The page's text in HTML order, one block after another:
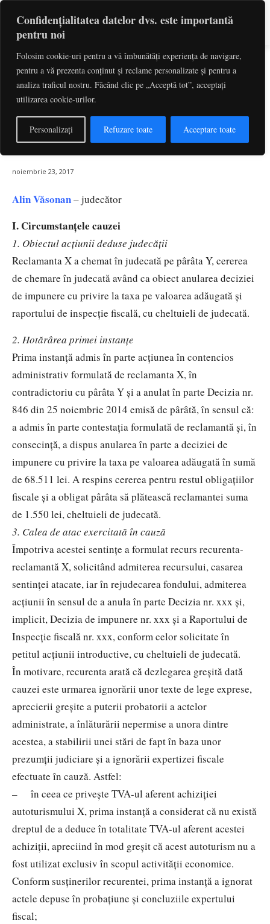
Confidențialitatea datelor dvs. este importantă
pentru noi
Folosim cookie-uri pentru a vă îmbunătăți experiența de navigare,
pentru a vă prezenta conținut și reclame personalizate și pentru a
analiza traficul nostru. Făcând clic pe „Acceptă tot”, acceptați
utilizarea cookie-urilor.
Personalizați Refuzare toate Acceptare toate
TVA. Drept de deducere a
cheltuielilor cu autoturismul.
Utilizare în scopul activității
economice. Drept de deducere a
cheltuielilor cu combustibilul
noiembrie 23, 2017
Alin Văsonan– judecător
I. Circumstanţele cauzei
1. Obiectul acţiunii deduse judecăţii
Reclamanta X a chemat în judecată pe pârâta Y, cererea
de chemare în judecată având ca obiect anularea deciziei
de impunere cu privire la taxa pe valoarea adăugată şi
raportului de inspecţie fiscală, cu cheltuieli de judecată.
2. Hotărârea primei instanțe
Prima instanță admis în parte acţiunea în contencios
administrativ formulată de reclamanta X, în
contradictoriu cu pârâta Y și a anulat în parte Decizia nr.
846 din 25 noiembrie 2014 emisă de pârâtă, în sensul că:
a admis în parte contestaţia formulată de reclamantă şi, în
consecinţă, a dispus anularea în parte a deciziei de
impunere cu privire la taxa pe valoarea adăugată în sumă
de 68.511 lei. A respins cererea pentru restul obligaţiilor
fiscale și a obligat pârâta să plătească reclamantei suma
de 1.550 lei, cheltuieli de judecată.
3. Calea de atac exercitată în cauză
Împotriva acestei sentinţe a formulat recurs recurenta-
reclamantă X, solicitând admiterea recursului, casarea
sentinţei atacate, iar în rejudecarea fondului, admiterea
acţiunii în sensul de a anula în parte Decizia nr. xxx şi,
implicit, Decizia de impunere nr. xxx şi a Raportului de
Inspecţie fiscală nr. xxx, conform celor solicitate în
petitul acţiunii introductive, cu cheltuieli de judecată.
În motivare, recurenta arată că dezlegarea greşită dată
cauzei este urmarea ignorării unor texte de lege exprese,
aprecierii greşite a puterii probatorii a actelor
administrate, a înlăturării nepermise a unora dintre
acestea, a stabilirii unei stări de fapt în baza unor
prezumţii judiciare și a ignorării expertizei fiscale
efectuate în cauză. Astfel:
– în ceea ce priveşte TVA-ul aferent achiziţiei
autoturismului X, prima instanță a considerat că nu există
dreptul de a deduce în totalitate TVA-ul aferent acestei
achiziţii, apreciind în mod greşit că acest autoturism nu a
fost utilizat exclusiv în scopul activităţii economice.
Conform susţinerilor recurentei, prima instanţă a ignorat
actele depuse în probaţiune şi concluziile expertului
fiscal;